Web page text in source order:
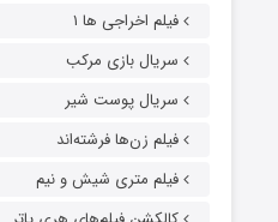
فیلم اخراجی ها ۱
سریال بازی مرکب
سریال پوست شیر
فیلم زن‌ها فرشته‌اند
فیلم متری شیش و نیم